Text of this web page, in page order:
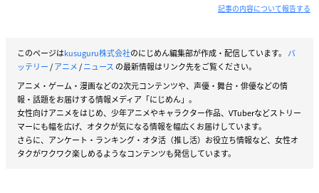
記事の内容について報告する
このページはkusuguru株式会社のにじめん編集部が作成・配信しています。 バ
ッテリー/アニメ/ニュース の最新情報はリンク先をご覧ください。
アニメ・ゲーム・漫画などの2次元コンテンツや、声優・舞台・俳優などの情
報・話題をお届けする情報メディア「にじめん」。
女性向けアニメをはじめ、少年アニメやキャラクター作品、VTuberなどストリー
マーにも幅を広げ、オタクが気になる情報を幅広くお届けしています。
さらに、アンケート・ランキング・オタ活（推し活）お役立ち情報など、女性オ
タクがワクワク楽しめるようなコンテンツも発信しています。